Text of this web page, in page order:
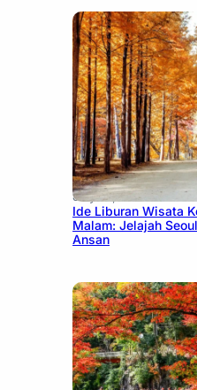
July 15, 2026
Ide Liburan Wisata
Malam: Jelajah
Ansan